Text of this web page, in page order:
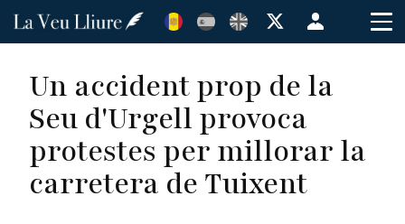
Vés
Menú
de
cuenta
de
usuario
Un accident prop de la
Seu d'Urgell provoca
protestes per millorar la
carretera de Tuixent